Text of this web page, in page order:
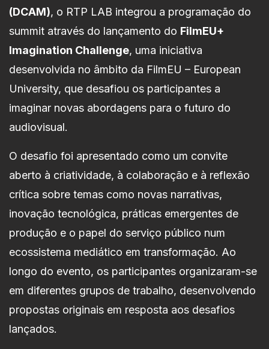
(DCAM), o RTP LAB integrou a programação do
summit através do lançamento do FilmEU+
Imagination Challenge, uma iniciativa
desenvolvida no âmbito da FilmEU – European
University, que desafiou os participantes a
imaginar novas abordagens para o futuro do
audiovisual.
O desafio foi apresentado como um convite
aberto à criatividade, à colaboração e à reflexão
crítica sobre temas como novas narrativas,
inovação tecnológica, práticas emergentes de
produção e o papel do serviço público num
ecossistema mediático em transformação. Ao
longo do evento, os participantes organizaram-se
em diferentes grupos de trabalho, desenvolvendo
propostas originais em resposta aos desafios
lançados.